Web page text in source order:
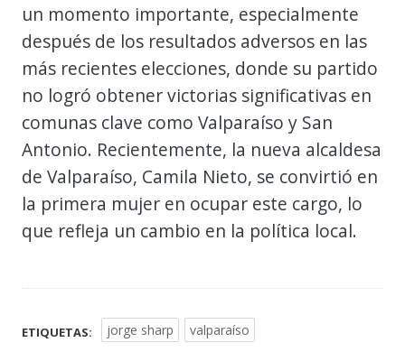
un momento importante, especialmente
después de los resultados adversos en las
más recientes elecciones, donde su partido
no logró obtener victorias significativas en
comunas clave como Valparaíso y San
Antonio. Recientemente, la nueva alcaldesa
de Valparaíso, Camila Nieto, se convirtió en
la primera mujer en ocupar este cargo, lo
que refleja un cambio en la política local.
ETIQUETAS: jorge sharp valparaíso